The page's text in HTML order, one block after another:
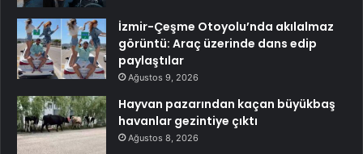
İzmir-Çeşme Otoyolu’nda akılalmaz
görüntü: Araç üzerinde dans edip
paylaştılar
Ağustos 9, 2026
Hayvan pazarından kaçan büyükbaş
havanlar gezintiye çıktı
Ağustos 8, 2026